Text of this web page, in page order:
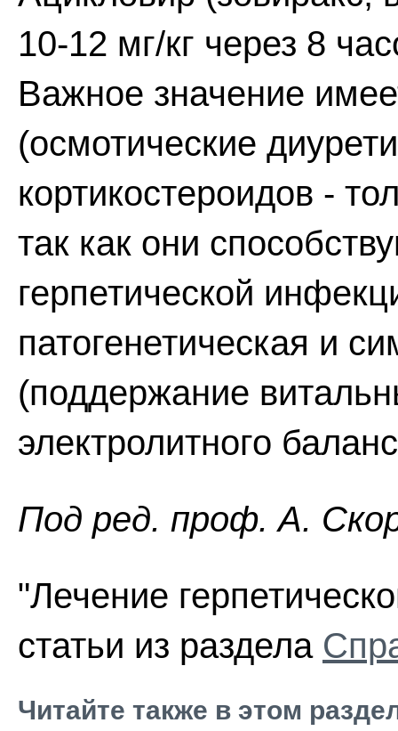
10-12 мг/кг через 8
Важное значение
(осмотические
кортикостероидов -
так как они
герпетической
патогенетическая и
(поддержание
электролитного
Пoд peд. проф. А.
"Лечение
статьи из раздела
Читайте также в этом